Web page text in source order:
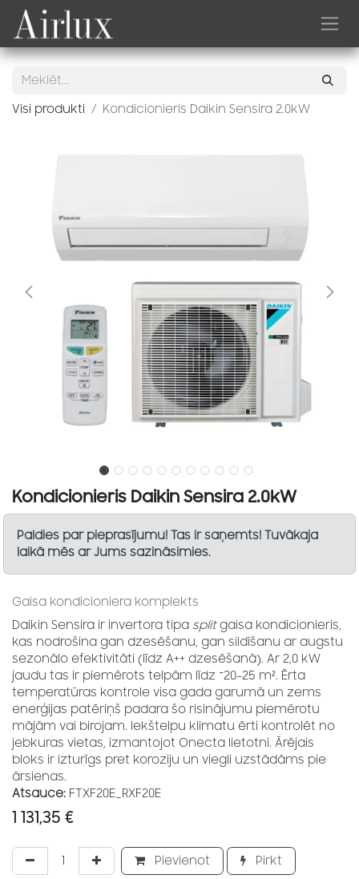
Skip to Content
Visi produkti Kondicionieris Daikin Sensira 2.0kW
Kondicionieris Daikin Sensira 2.0kW
Paldies par pieprasījumu! Tas ir saņemts! Tuvākaja
laikā mēs ar Jums sazināsimies.
Gaisa kondicioniera komplekts
Daikin Sensira ir invertora tipa splitgaisa kondicionieris,
kas nodrošina gan dzesēšanu, gan sildīšanu ar augstu
sezonālo efektivitāti (līdz A++ dzesēšanā). Ar 2,0 kW
jaudu tas ir piemērots telpām līdz ~20–25 m². Ērta
temperatūras kontrole visa gada garumā un zems
enerģijas patēriņš padara šo risinājumu piemērotu
mājām vai birojam. Iekštelpu klimatu ērti kontrolēt no
jebkuras vietas, izmantojot Onecta lietotni. Ārējais
bloks ir izturīgs pret koroziju un viegli uzstādāms pie
ārsienas.
Atsauce: FTXF20E_RXF20E
1 131,35 €
Pievienot Pirkt